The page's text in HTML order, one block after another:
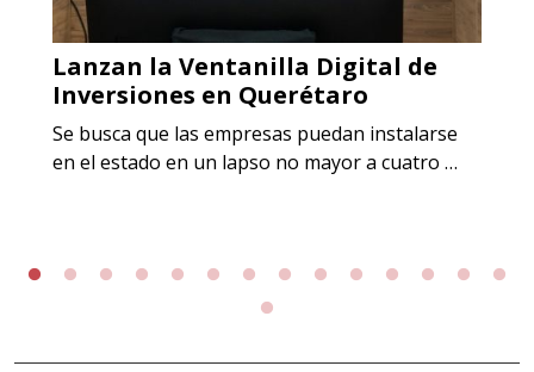
Lanzan la Ventanilla Digital de
Inversiones en Querétaro
Se busca que las empresas puedan instalarse
en el estado en un lapso no mayor a cuatro …